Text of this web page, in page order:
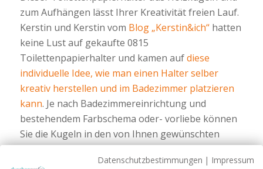
zum Aufhängen lässt Ihrer Kreativität freien Lauf.
Kerstin und Kerstin vom Blog „Kerstin&ich“hatten
keine Lust auf gekaufte 0815
Toilettenpapierhalter und kamen aufdiese
individuelle Idee, wie man einen Halter selber
kreativ herstellen und im Badezimmer platzieren
kann. Je nach Badezimmereinrichtung und
bestehendem Farbschema oder- vorliebe können
Sie die Kugeln in den von Ihnen gewünschten
Farben kaufen oder auch selbst bemalen.
Datenschutzbestimmungen | Impressum